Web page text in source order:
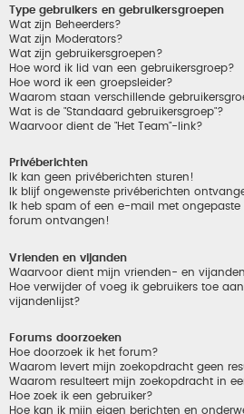
Type gebruikers en gebruikersgroepen
Wat zijn Beheerders?
Wat zijn Moderators?
Wat zijn gebruikersgroepen?
Hoe word ik lid van een gebruikersgroep?
Hoe word ik een groepsleider?
Waarom staan verschillende
Wat is de "Standaard gebruikersgroep"?
Waarvoor dient de "Het Team"-link?
Privéberichten
Ik kan geen privéberichten sturen!
Ik blijf ongewenste privéberichten
Ik heb spam of een e-mail met
forum ontvangen!
Vrienden en vijanden
Waarvoor dient mijn vrienden- en
Hoe verwijder of voeg ik gebruikers toe
vijandenlijst?
Forums doorzoeken
Hoe doorzoek ik het forum?
Waarom levert mijn zoekopdracht geen
Waarom resulteert mijn zoekopdracht in
Hoe zoek ik een gebruiker?
Hoe kan ik mijn eigen berichten en